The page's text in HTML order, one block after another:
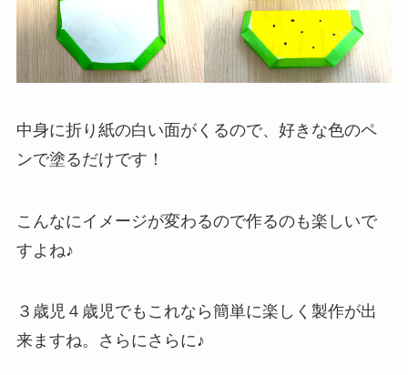
中身に折り紙の白い面がくるので、好きな色のペ
ンで塗るだけです！
こんなにイメージが変わるので作るのも楽しいで
すよね♪
３歳児４歳児でもこれなら簡単に楽しく製作が出
来ますね。さらにさらに♪